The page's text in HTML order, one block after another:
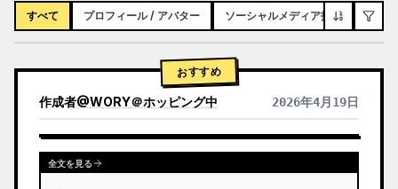
すべて プロフィール / アバター ソーシャルメディア投稿 イン
おすすめ
作成者@WORY＠ホッピング中 2026年4月19日
全文を見る